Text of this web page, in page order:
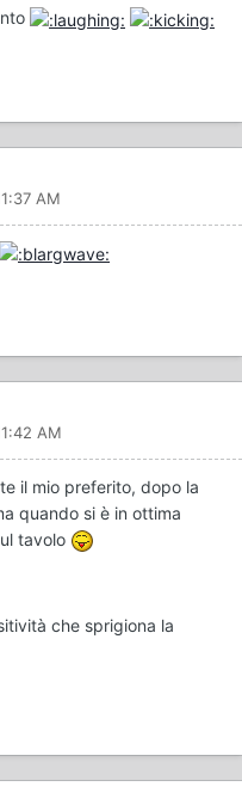
AM
AM
il mio preferito, dopo la
quando si è in ottima
tavolo
che sprigiona la